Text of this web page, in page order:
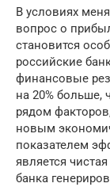
В условиях
вопрос о
становится
российские
финансовые
на 20% больше,
рядом
новым
показателем
является
банка